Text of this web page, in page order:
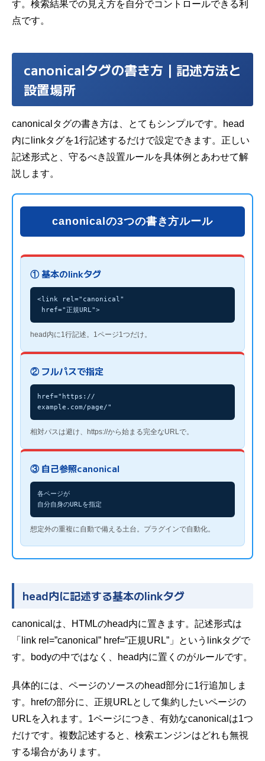
す。検索結果での見え方を自分でコントロールできる利
点です。
canonicalタグの書き方｜記述方法と
設置場所
canonicalタグの書き方は、とてもシンプルです。head
内にlinkタグを1行記述するだけで設定できます。正しい
記述形式と、守るべき設置ルールを具体例とあわせて解
説します。
canonicalの3つの書き方ルール
① 基本のlinkタグ
<link rel="canonical"
href="正規URL">
head内に1行記述。1ページ1つだけ。
② フルパスで指定
href="https://
example.com/page/"
相対パスは避け、https://から始まる完全なURLで。
③ 自己参照canonical
各ページが
自分自身のURLを指定
想定外の重複に自動で備える土台。プラグインで自動化。
head内に記述する基本のlinkタグ
canonicalは、HTMLのhead内に置きます。記述形式は
「link rel=”canonical” href=”正規URL”」というlinkタグで
す。bodyの中ではなく、head内に置くのがルールです。
具体的には、ページのソースのhead部分に1行追加しま
す。hrefの部分に、正規URLとして集約したいページの
URLを入れます。1ページにつき、有効なcanonicalは1つ
だけです。複数記述すると、検索エンジンはどれも無視
する場合があります。